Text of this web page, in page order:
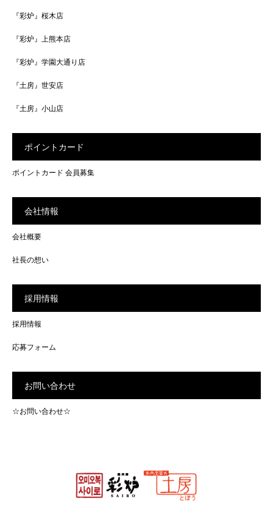
『彩炉』桜木店
『彩炉』上熊本店
『彩炉』学園大通り店
『土房』世安店
『土房』小山店
ポイントカード
ポイントカード 会員募集
会社情報
会社概要
社長の想い
採用情報
採用情報
応募フォーム
お問い合わせ
☆お問い合わせ☆